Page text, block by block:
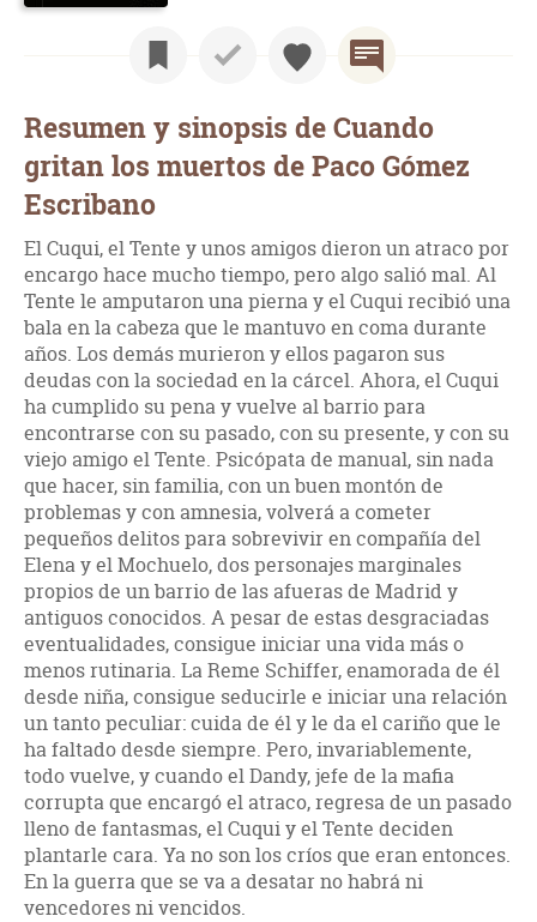
Resumen y sinopsis de Cuando
gritan los muertos de Paco Gómez
Escribano
El Cuqui, el Tente y unos amigos dieron un atraco por
encargo hace mucho tiempo, pero algo salió mal. Al
Tente le amputaron una pierna y el Cuqui recibió una
bala en la cabeza que le mantuvo en coma durante
años. Los demás murieron y ellos pagaron sus
deudas con la sociedad en la cárcel. Ahora, el Cuqui
ha cumplido su pena y vuelve al barrio para
encontrarse con su pasado, con su presente, y con su
viejo amigo el Tente. Psicópata de manual, sin nada
que hacer, sin familia, con un buen montón de
problemas y con amnesia, volverá a cometer
pequeños delitos para sobrevivir en compañía del
Elena y el Mochuelo, dos personajes marginales
propios de un barrio de las afueras de Madrid y
antiguos conocidos. A pesar de estas desgraciadas
eventualidades, consigue iniciar una vida más o
menos rutinaria. La Reme Schiffer, enamorada de él
desde niña, consigue seducirle e iniciar una relación
un tanto peculiar: cuida de él y le da el cariño que le
ha faltado desde siempre. Pero, invariablemente,
todo vuelve, y cuando el Dandy, jefe de la mafia
corrupta que encargó el atraco, regresa de un pasado
lleno de fantasmas, el Cuqui y el Tente deciden
plantarle cara. Ya no son los críos que eran entonces.
En la guerra que se va a desatar no habrá ni
vencedores ni vencidos.